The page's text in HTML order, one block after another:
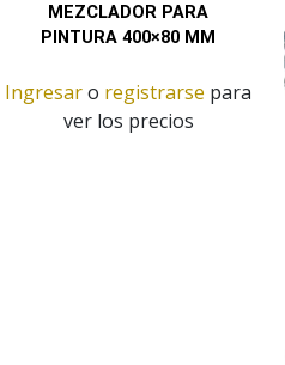
MEZCLADOR PARA
PINTURA 400×80 MM
Ingresaro registrarse para
ver los precios